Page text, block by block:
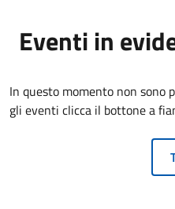
Eventi in
In questo momento non sono
gli eventi clicca il bottone a